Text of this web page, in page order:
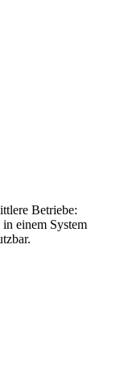
Betriebe:
einem System